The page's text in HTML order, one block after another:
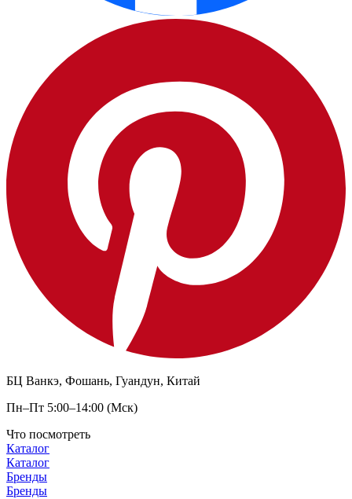
БЦ Ванкэ, Фошань, Гуандун, Китай
Пн–Пт 5:00–14:00 (Мск)
Что посмотреть
Каталог
Каталог
Бренды
Бренды